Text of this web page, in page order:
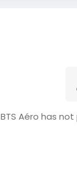
BTS Aéro has